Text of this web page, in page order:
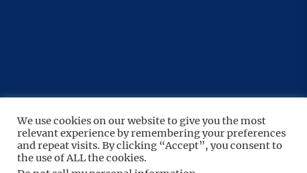
UP↑
Copyright © 2026 நிதர்சனம்.All rights reserved.
Theme: BoundlessNews ByThemeinwp.
We use cookies on our website to give you the most
relevant experience by remembering your preferences
and repeat visits. By clicking “Accept”, you consent to
the use of ALL the cookies.